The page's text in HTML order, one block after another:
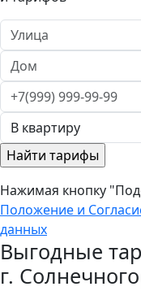
Нажимая кнопку
Положение и
данных
Выгодные
г.